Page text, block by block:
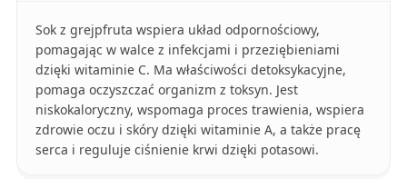
Sok z grejpfruta wspiera układ odpornościowy,
pomagając w walce z infekcjami i przeziębieniami
dzięki witaminie C. Ma właściwości detoksykacyjne,
pomaga oczyszczać organizm z toksyn. Jest
niskokaloryczny, wspomaga proces trawienia, wspiera
zdrowie oczu i skóry dzięki witaminie A, a także pracę
serca i reguluje ciśnienie krwi dzięki potasowi.